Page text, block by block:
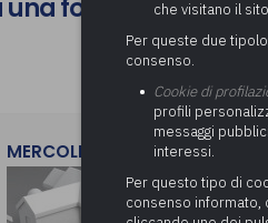
ai
Società
digitale
del
Attività
fondazione di
MERCOLEDì 29 LUGLIO 2026
che visitano il
Per queste due
consenso.
Cookie di
profili
messaggi
interessi.
Per questo tipo di
consenso